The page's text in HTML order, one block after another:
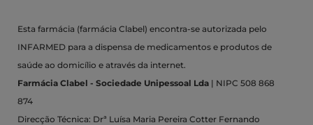
Esta farmácia (farmácia Clabel) encontra-se autorizada pelo
INFARMED para a dispensa de medicamentos e produtos de
saúde ao domicílio e através da internet.
Farmácia Clabel - Sociedade Unipessoal Lda | NIPC 508 868
874
Direcção Técnica: Drª Luísa Maria Pereira Cotter Fernando